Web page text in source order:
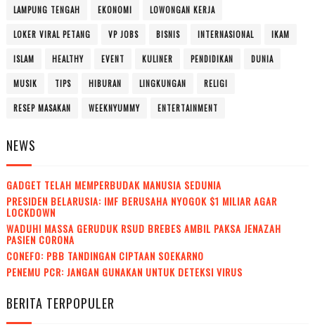
LAMPUNG TENGAH EKONOMI LOWONGAN KERJA
LOKER VIRAL PETANG VP JOBS BISNIS INTERNASIONAL IKAM
ISLAM HEALTHY EVENT KULINER PENDIDIKAN DUNIA
MUSIK TIPS HIBURAN LINGKUNGAN RELIGI
RESEP MASAKAN WEEKNYUMMY ENTERTAINMENT
NEWS
GADGET TELAH MEMPERBUDAK MANUSIA SEDUNIA
PRESIDEN BELARUSIA: IMF BERUSAHA NYOGOK $1 MILIAR AGAR
LOCKDOWN
WADUH! MASSA GERUDUK RSUD BREBES AMBIL PAKSA JENAZAH
PASIEN CORONA
CONEFO: PBB TANDINGAN CIPTAAN SOEKARNO
PENEMU PCR: JANGAN GUNAKAN UNTUK DETEKSI VIRUS
BERITA TERPOPULER